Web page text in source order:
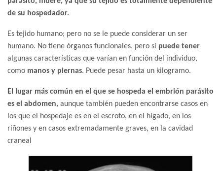
de su hospedador.
Es tejido humano; pero no se le puede considerar un ser
humano. No tiene órganos funcionales, pero sí puede tener
algunas características que varían en función del individuo,
como manos y piernas. Puede pesar hasta un kilogramo.
El lugar más común en el que se hospeda el embrión parásito
es el abdomen, aunque también pueden encontrarse casos en
los que el hospedaje es en el escroto, en el hígado, en los
riñones y en casos extremadamente graves, en la cavidad
craneal